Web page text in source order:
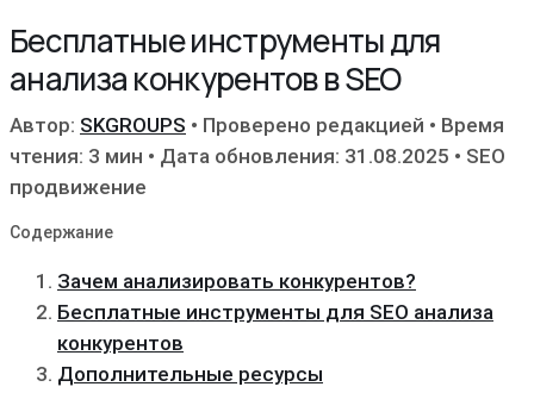
Бесплатные инструменты для
анализа конкурентов в SEO
Автор: SKGROUPS • Проверено редакцией • Время
чтения: 3 мин • Дата обновления: 31.08.2025 • SEO
продвижение
Содержание
Зачем анализировать конкурентов?
Бесплатные инструменты для SEO анализа
конкурентов
Дополнительные ресурсы